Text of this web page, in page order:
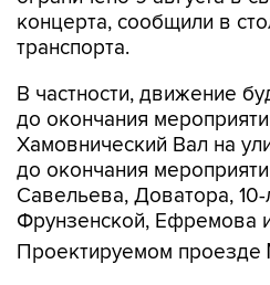
концерта, сообщили в
транспорта.
В частности, движение
до окончания
Хамовнический Вал на
до окончания
Савельева, Доватора,
Фрунзенской, Ефремова
Проектируемом